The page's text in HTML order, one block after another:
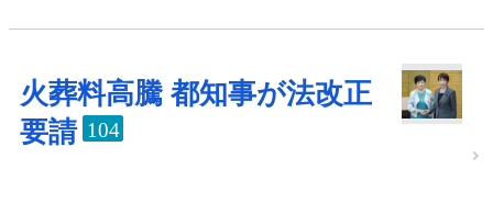
火葬料高騰 都知事が法改正
要請 104